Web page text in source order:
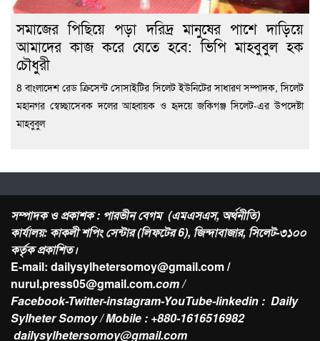
সমাজের পিছিয়ে পড়া দরিদ্র মানুষের পাশে দাড়িয়ে
আমাদের কাজ করে যেতে হবে: ভিপি মাহবুবুল হক
চৌধুরী
8 বাংলাদেশ রেড ক্রিসেন্ট সোসাইটির সিলেট ইউনিটের সাধারণ সম্পাদক, সিলেট
মহানগর স্বেচ্ছাসেবক দলের আহ্বায়ক ও হৃদয়ে জকিগঞ্জ সিলেট-এর উপদেষ্টা
মাহবুবুল
সম্পাদক ও প্রকাশক : পারভীন বেগম (এমএসএস, অর্থনীতি)
কার্যালয়: কাকলী শপিং সেন্টার (লিফটের 6), জিন্দাবাজার, সিলেট-৩১০০
কর্তৃক প্রকাশিত।
E-mail: dailysylhetersomoy@gmail.com /
nurul.press05@gmail.com.com /
Facebook-Twitter-instagram-YouTube-linkedin : Daily
Sylheter Somoy / Mobile : +880-1616516982
dailysylhetersomoy@gmail.com